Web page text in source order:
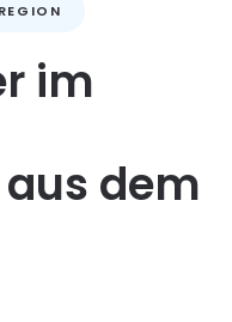
im
dem